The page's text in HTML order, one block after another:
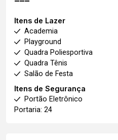
Itens de Lazer
Academia
Playground
Quadra Poliesportiva
Quadra Tênis
Salão de Festa
Itens de Segurança
Portão Eletrônico
Portaria: 24